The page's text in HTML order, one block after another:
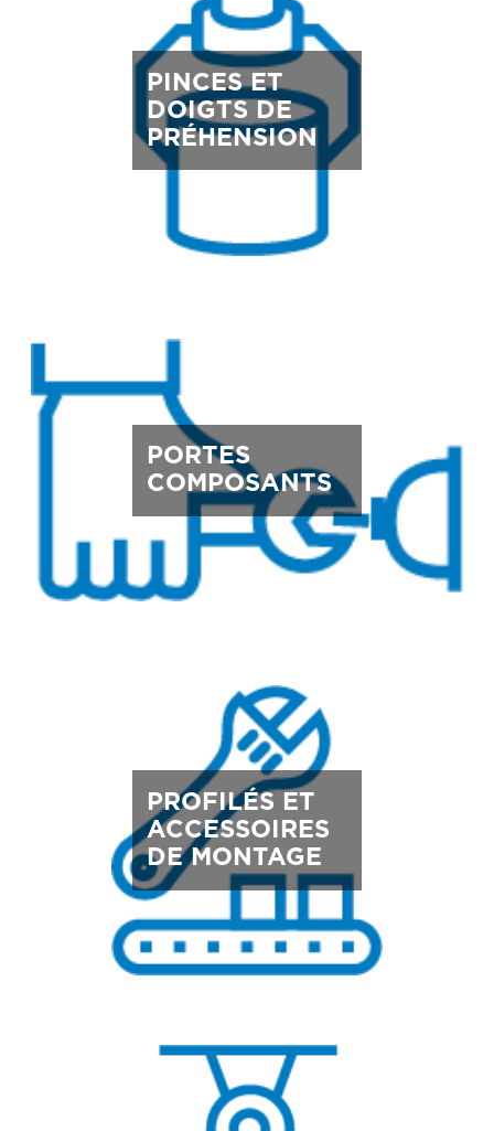
PINCES ET
DOIGTS DE
PRÉHENSION
PORTES
COMPOSANTS
PROFILÉS ET
ACCESSOIRES
DE MONTAGE